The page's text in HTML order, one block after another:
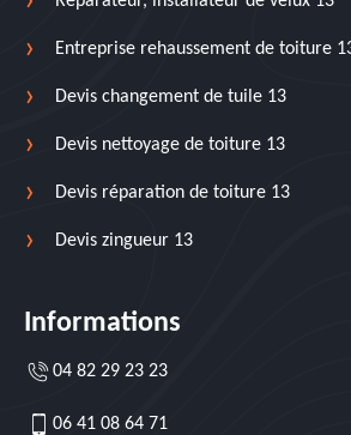
Entreprise rehaussement de toiture
Devis changement de tuile 13
Devis nettoyage de toiture 13
Devis réparation de toiture 13
Devis zingueur 13
Informations
04 82 29 23 23
06 41 08 64 71